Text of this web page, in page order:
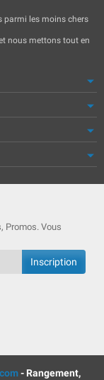
parmi les moins chers
nous mettons tout en
Promos. Vous
- Rangement,